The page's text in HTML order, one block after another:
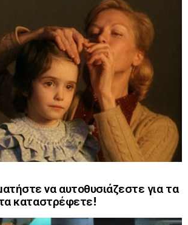
να αυτοθυσιάζεστε για τα
καταστρέφετε!